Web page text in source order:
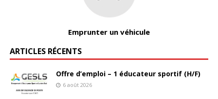
Emprunter un véhicule
ARTICLES RÉCENTS
Offre d’emploi – 1 éducateur sportif (H/F)
6 août 2026